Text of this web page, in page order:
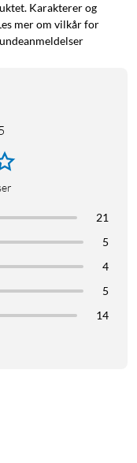
Karakterer og
mer om vilkår for
21
5
4
5
14